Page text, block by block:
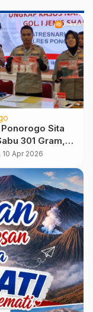
Sita
301 Gram,
Narkoba
Dikendalikan
Madiun
10 Apr 2026